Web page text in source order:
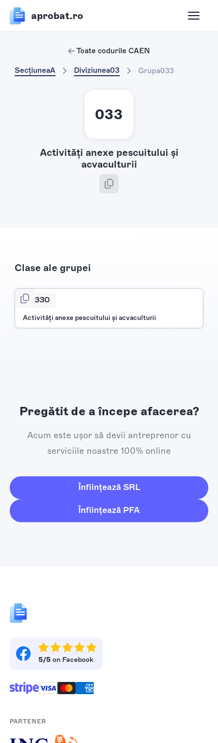
aprobat.ro
Toate codurile CAEN
SecțiuneaA Diviziunea03 Grupa033
033
Activităţi anexe pescuitului şi
acvaculturii
Clase ale grupei
0330
Activităţi anexe pescuitului şi acvaculturii
Pregătit de a începe afacerea?
Acum este ușor să devii antreprenor cu
serviciile noastre 100% online
Înființează SRL
Înființează PFA
5/5 on Facebook
PARTENER